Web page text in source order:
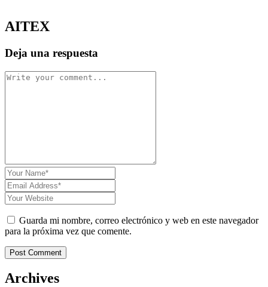
AITEX
Deja una respuesta
Guarda mi nombre, correo electrónico y web en este navegador
para la próxima vez que comente.
Post Comment
Archives